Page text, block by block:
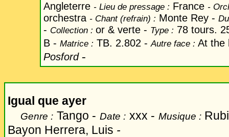
Angleterre - Lieu de pressage : France -
orchestra - Chant(refrain) : Monte Rey -
- Collection : or & verte - Type : 78 tours.
B - Matrice : TB. 2.802 - Autre face : At the
Posford-
Igual que ayer
Genre : Tango - Date : xxx - Musique :
Bayon Herrera, Luis -